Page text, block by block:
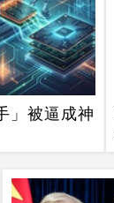
」被逼成神